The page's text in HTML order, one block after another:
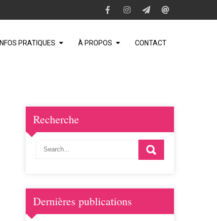
INFOS PRATIQUES À PROPOS CONTACT
Recherche
Dernières publications